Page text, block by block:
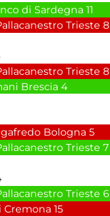
di Sardegna 11
Trieste 8
Trieste 8
Brescia 4
Bologna 5
Trieste 7
Trieste 6
Cremona 15